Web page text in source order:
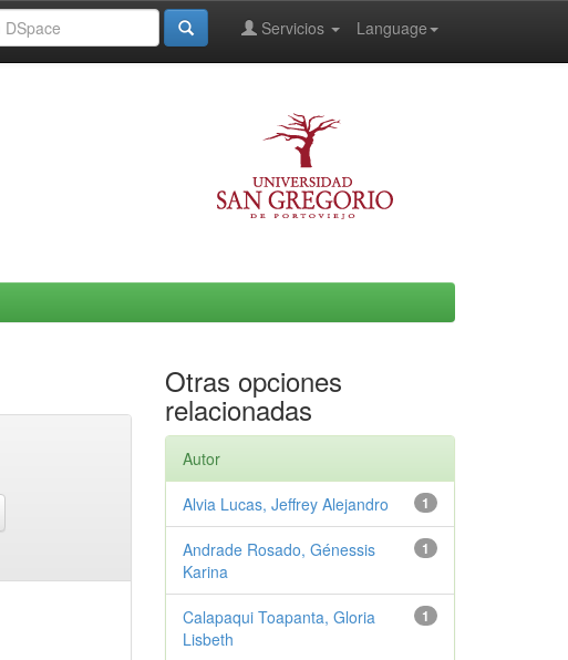
Language
Servicios
Otras opciones
relacionadas
Autor
1
Alvia Lucas, Jeffrey Alejandro
1
Andrade Rosado, Génessis
Karina
1
Calapaqui Toapanta, Gloria
Lisbeth